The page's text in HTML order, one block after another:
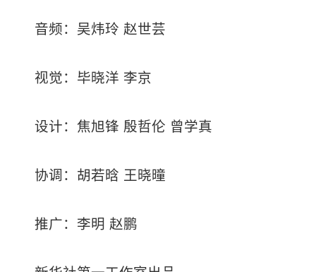
音频：吴炜玲 赵世芸
视觉：毕晓洋 李京
设计：焦旭锋 殷哲伦 曾学真
协调：胡若晗 王晓曈
推广：李明 赵鹏